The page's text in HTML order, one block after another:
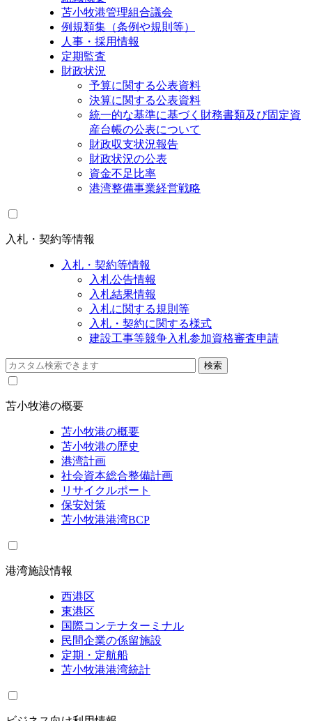
苫小牧港管理組合議会
例規類集（条例や規則等）
人事・採用情報
定期監査
財政状況
予算に関する公表資料
決算に関する公表資料
統一的な基準に基づく財務書類及び固定資
産台帳の公表について
財政収支状況報告
財政状況の公表
資金不足比率
港湾整備事業経営戦略
入札・契約等情報
入札・契約等情報
入札公告情報
入札結果情報
入札に関する規則等
入札・契約に関する様式
建設工事等競争入札参加資格審査申請
苫小牧港の概要
苫小牧港の概要
苫小牧港の歴史
港湾計画
社会資本総合整備計画
リサイクルポート
保安対策
苫小牧港港湾BCP
港湾施設情報
西港区
東港区
国際コンテナターミナル
民間企業の係留施設
定期・定航船
苫小牧港港湾統計